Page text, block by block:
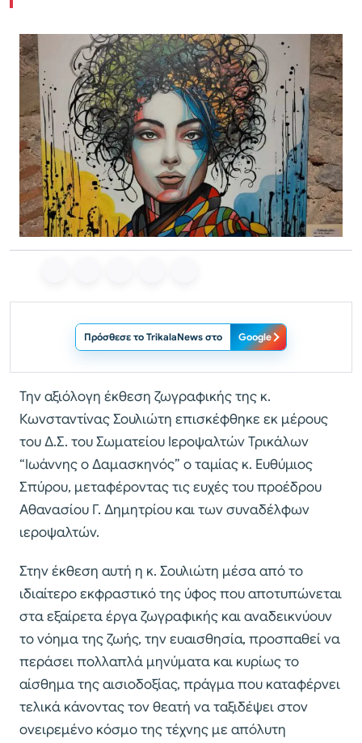
Πρόσθεσε το TrikalaNews στο Google
Την αξιόλογη έκθεση ζωγραφικής της κ.
Κωνσταντίνας Σουλιώτη επισκέφθηκε εκ μέρους
του Δ.Σ. του Σωματείου Ιεροψαλτών Τρικάλων
“Ιωάννης ο Δαμασκηνός” ο ταμίας κ. Ευθύμιος
Σπύρου, μεταφέροντας τις ευχές του προέδρου
Αθανασίου Γ. Δημητρίου και των συναδέλφων
ιεροψαλτών.
Στην έκθεση αυτή η κ. Σουλιώτη μέσα από το
ιδιαίτερο εκφραστικό της ύφος που αποτυπώνεται
στα εξαίρετα έργα ζωγραφικής και αναδεικνύουν
το νόημα της ζωής, την ευαισθησία, προσπαθεί να
περάσει πολλαπλά μηνύματα και κυρίως το
αίσθημα της αισιοδοξίας, πράγμα που καταφέρνει
τελικά κάνοντας τον θεατή να ταξιδέψει στον
ονειρεμένο κόσμο της τέχνης με απόλυτη